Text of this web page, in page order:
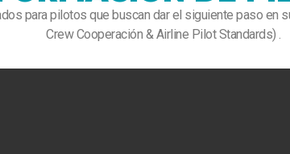
para pilotos que buscan dar el siguiente paso en
Crew Cooperación & Airline Pilot Standards) .